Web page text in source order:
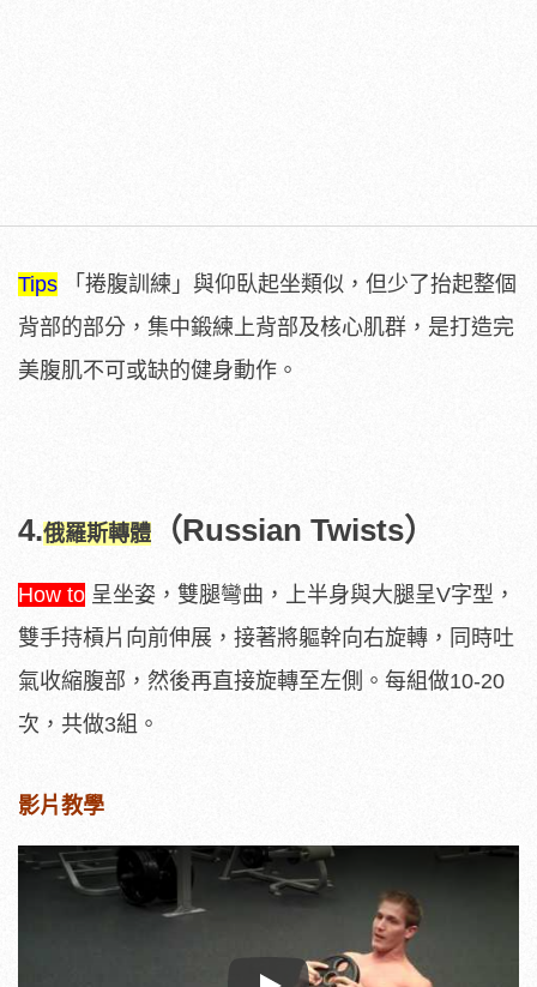
Tips 「捲腹訓練」與仰臥起坐類似，但少了抬起整個
背部的部分，集中鍛練上背部及核心肌群，是打造完
美腹肌不可或缺的健身動作。
4.俄羅斯轉體 （Russian Twists）
How to 呈坐姿，雙腿彎曲，上半身與大腿呈V字型，
雙手持槓片向前伸展，接著將軀幹向右旋轉，同時吐
氣收縮腹部，然後再直接旋轉至左側。每組做10-20
次，共做3組。
影片教學